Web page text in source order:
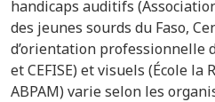
handicaps auditifs
des jeunes sourds du Faso,
d’orientation professionnelle
et CEFISE) et visuels (École la
ABPAM) varie selon les